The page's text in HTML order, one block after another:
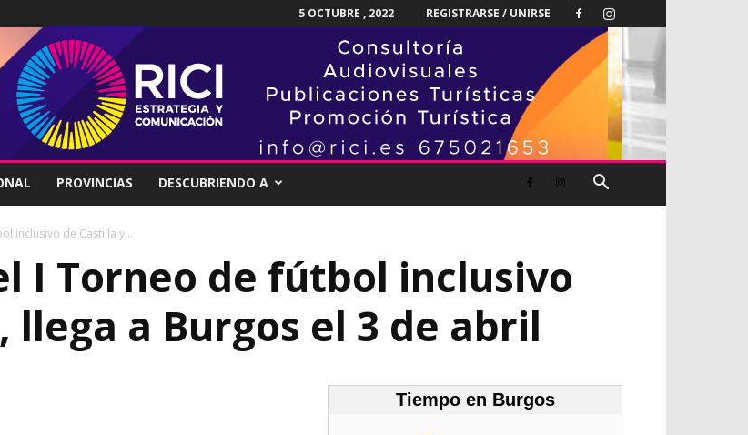
5 OCTUBRE , 2022 REGISTRARSE / UNIRSE
PROVINCIAS DESCUBRIENDO A
inclusivo de Castilla y...
I Torneo de fútbol inclusivo
llega a Burgos el 3 de abril
Tiempo en Burgos